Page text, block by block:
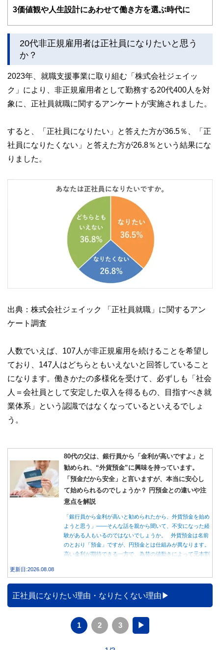
関わることで、読者目線のコンテンツを追求しています。
ドバイザー、DCプランナー、公認会計士、社会保険労務
士、行政書士、投資アナリスト、キャリアコンサルタントな
かしく感じられる年金や税金、相続、保険、ローンなどの話
をわかりやすく発信している点です。
このように編集経験豊富なメンバーと金融や経済に精通した
執筆者・監修者による執筆体制を築くことで、内容のわかり
やすさはもちろんのこと、読み応えのあるコンテンツと確か
私たちは、快適でより良い生活のアイデアを提供するお金の
コンシェルジュを目指します。
3価値観や人生設計にあわせて働き方を選ぶ時代に
20代非正規雇用者は正社員になりたいと思う
か？
2023年、就職支援事業に取り組む「株式会社ジェイッ
ク」により、非正規雇用者として勤務する20代400人を対
象に、正社員就職に関するアンケートが実施されました。
すると、「正社員になりたい」と答えた方が36.5％、「正
社員になりたくない」と答えた方が26.8％という結果にな
りました。
出典：株式会社ジェイック 「正社員就職」に関するアン
ケート調査
人数でいえば、107人が非正規雇用を続けることを希望し
ており、147人はどちらともいえないと回答していること
になります。働きかたの多様化を受けて、必ずしも「社会
人＝会社員として安定した収入を得るもの、目指すべき就
業体系」という認識ではなくなっているといえるでしょ
う。
80代の父は、銀行員から「金利が高いですよ」と
勧められ、“外貨預金”に興味を持っています。
「預金だから安全」と言いますが、本当に安心し
て始められるのでしょうか？ 円預金との違いや注
意点を解説
「銀行員から金利が高いと勧められたから、外貨預金を始め
ようと思う」――そんな話を親から聞いて、不安になった経
験がある人もいるのではないでしょうか。 外貨預金は名前
のとおり「預金」ですが、円預金とは仕組みが異なります。
高い金利が期待できる一方で、為替の値動きによって元本割
更新日:2026.08.08
正社員になりたい理由・なりたくない理由
1 2 3 ▶